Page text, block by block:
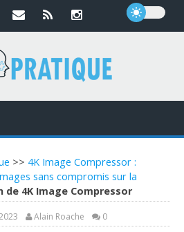
>> 4K Image Compressor :
sans compromis sur la
de 4K Image Compressor
Alain Roache 0